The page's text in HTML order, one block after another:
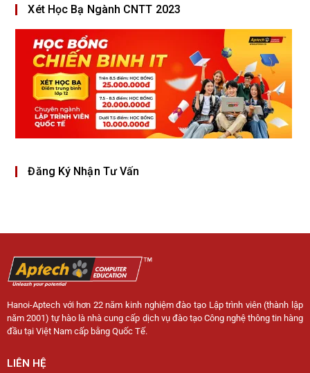
Xét Học Bạ Ngành CNTT 2023
Đăng Ký Nhận Tư Vấn
Hanoi-Aptech với hơn 22 năm kinh nghiệm đào tạo Lập trình viên (thành lập
năm 2001) tự hào là nhà cung cấp dịch vụ đào tạo Công nghệ thông tin hàng
đầu tại Việt Nam cấp bằng Quốc Tế.
LIÊN HỆ